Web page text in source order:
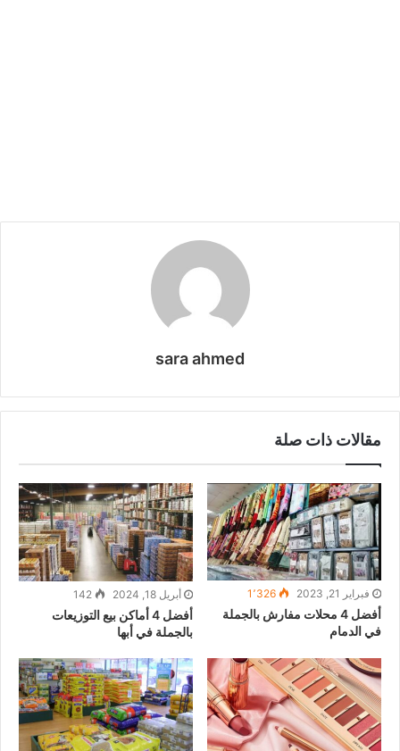
sara ahmed
مقالات ذات صلة
فبراير 21, 2023 1٬326
أفضل 4 محلات مفارش بالجملة
في الدمام
أبريل 18, 2024 142
أفضل 4 أماكن بيع التوزيعات
بالجملة في أبها